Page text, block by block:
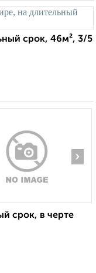
срок, 46м², 3/5
›
срок, в черте